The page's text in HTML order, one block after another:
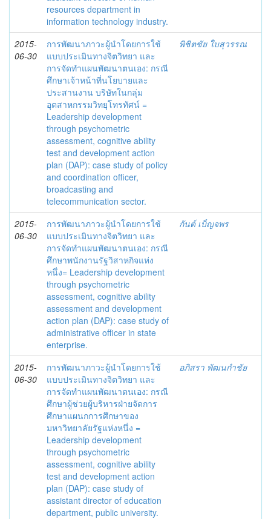
resources department in
information technology industry.
2015-
06-30
การพัฒนาภาวะผู้นำโดยการใช้
แบบประเมินทางจิตวิทยา และ
การจัดทำแผนพัฒนาตนเอง: กรณี
ศึกษาเจ้าหน้าที่นโยบายและ
ประสานงาน บริษัทในกลุ่ม
อุตสาหกรรมวิทยุโทรทัศน์ =
Leadership development
through psychometric
assessment, cognitive ability
test and development action
plan (DAP): case study of policy
and coordination officer,
broadcasting and
telecommunication sector.
พิชิตชัย ใบสุวรรณ
2015-
06-30
การพัฒนาภาวะผู้นำโดยการใช้
แบบประเมินทางจิตวิทยา และ
การจัดทำแผนพัฒนาตนเอง: กรณี
ศึกษาพนักงานรัฐวิสาหกิจแห่ง
หนึ่ง= Leadership development
through psychometric
assessment, cognitive ability
assessment and development
action plan (DAP): case study of
administrative officer in state
enterprise.
กันต์ เบ็ญจพร
2015-
06-30
การพัฒนาภาวะผู้นำโดยการใช้
แบบประเมินทางจิตวิทยา และ
การจัดทำแผนพัฒนาตนเอง: กรณี
ศึกษาผู้ช่วยผู้บริหารฝ่ายจัดการ
ศึกษาแผนกการศึกษาของ
มหาวิทยาลัยรัฐแห่งหนึ่ง =
Leadership development
through psychometric
assessment, cognitive ability
test and development action
plan (DAP): case study of
assistant director of education
department, public university.
อภิสรา พัฒนกำชัย